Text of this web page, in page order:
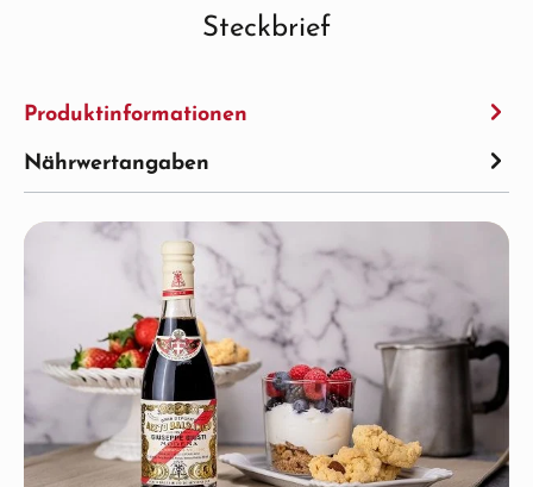
Steckbrief
Produktinformationen
Nährwertangaben